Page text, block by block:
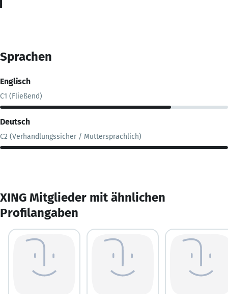
Sprachen
Englisch
C1 (Fließend)
Deutsch
C2 (Verhandlungssicher / Muttersprachlich)
XING Mitglieder mit ähnlichen
Profilangaben